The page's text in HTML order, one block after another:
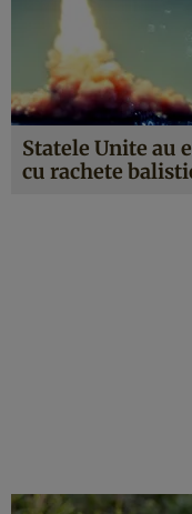
Statele Unite au
cu rachete